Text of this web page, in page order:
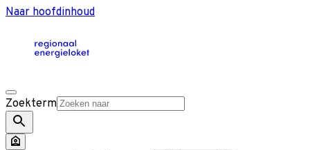
Naar hoofdinhoud
Zoekterm